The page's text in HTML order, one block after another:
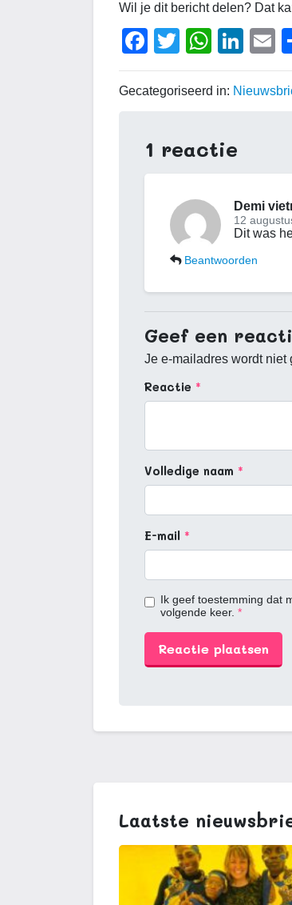
Wil je dit bericht delen? Dat
Facebook
Twitter
Gecategoriseerd in:
1 reactie
Demi
12
Dit was
Beantwoorden
Geef een
Je e-mailadres wordt niet
Reactie
Volledige naam
E-mail
Ik geef toestemming dat
volgende keer.
Laatste